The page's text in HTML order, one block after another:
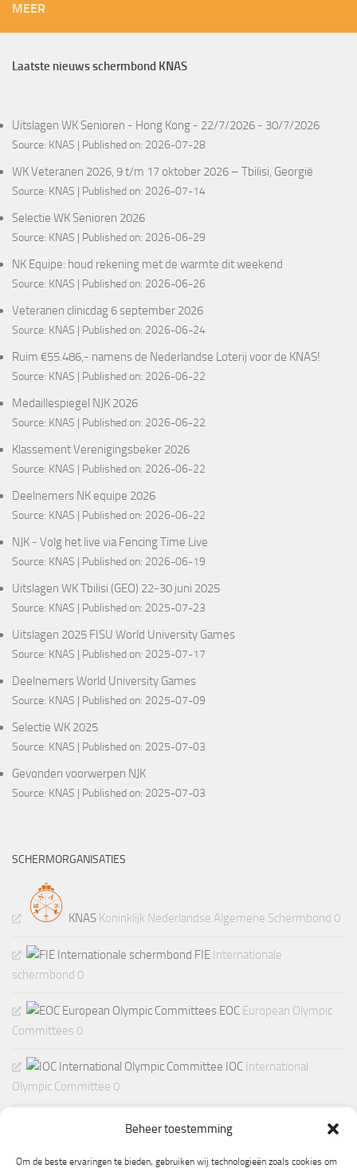
Beheer toestemming
Om de beste ervaringen te bieden, gebruiken wij technologieën zoals cookies om
MEER
Laatste nieuws schermbond KNAS
Uitslagen WK Senioren - Hong Kong - 22/7/2026 - 30/7/2026
Source: KNAS Published on: 2026-07-28
WK Veteranen 2026, 9 t/m 17 oktober 2026 – Tbilisi, Georgië
Source: KNAS Published on: 2026-07-14
Selectie WK Senioren 2026
Source: KNAS Published on: 2026-06-29
NK Equipe: houd rekening met de warmte dit weekend
Source: KNAS Published on: 2026-06-26
Veteranen clinicdag 6 september 2026
Source: KNAS Published on: 2026-06-24
Ruim €55.486,- namens de Nederlandse Loterij voor de KNAS!
Source: KNAS Published on: 2026-06-22
Medaillespiegel NJK 2026
Source: KNAS Published on: 2026-06-22
Klassement Verenigingsbeker 2026
Source: KNAS Published on: 2026-06-22
Deelnemers NK equipe 2026
Source: KNAS Published on: 2026-06-22
NJK - Volg het live via Fencing Time Live
Source: KNAS Published on: 2026-06-19
Uitslagen WK Tbilisi (GEO) 22-30 juni 2025
Source: KNAS Published on: 2025-07-23
Uitslagen 2025 FISU World University Games
Source: KNAS Published on: 2025-07-17
Deelnemers World University Games
Source: KNAS Published on: 2025-07-09
Selectie WK 2025
Source: KNAS Published on: 2025-07-03
Gevonden voorwerpen NJK
Source: KNAS Published on: 2025-07-03
SCHERMORGANISATIES
KNAS Koninklijk Nederlandse Algemene Schermbond 0
FIE Internationale
schermbond 0
EOC European Olympic
Committees 0
IOC International
Olympic Committee 0